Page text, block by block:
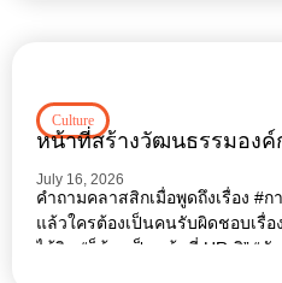
Culture
หน้าที่สร้างวัฒนธรรมองค์
July 16, 2026
คำถามคลาสสิกเมื่อพูดถึงเรื่อง #
แล้วใครต้องเป็นคนรับผิดชอบเรื่
ได้ยิน “ก็ต้องเป็นหน้าที่ HR สิ” “